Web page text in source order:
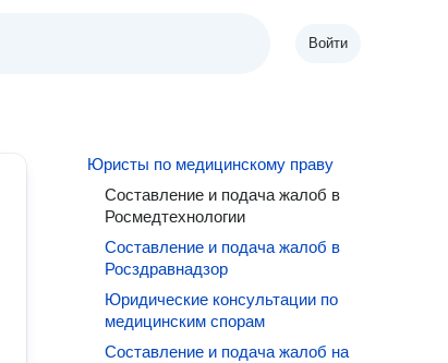
Войти
Юристы по медицинскому праву
Составление и подача жалоб в
Росмедтехнологии
Составление и подача жалоб в
Росздравнадзор
Юридические консультации по
медицинским спорам
Составление и подача жалоб на